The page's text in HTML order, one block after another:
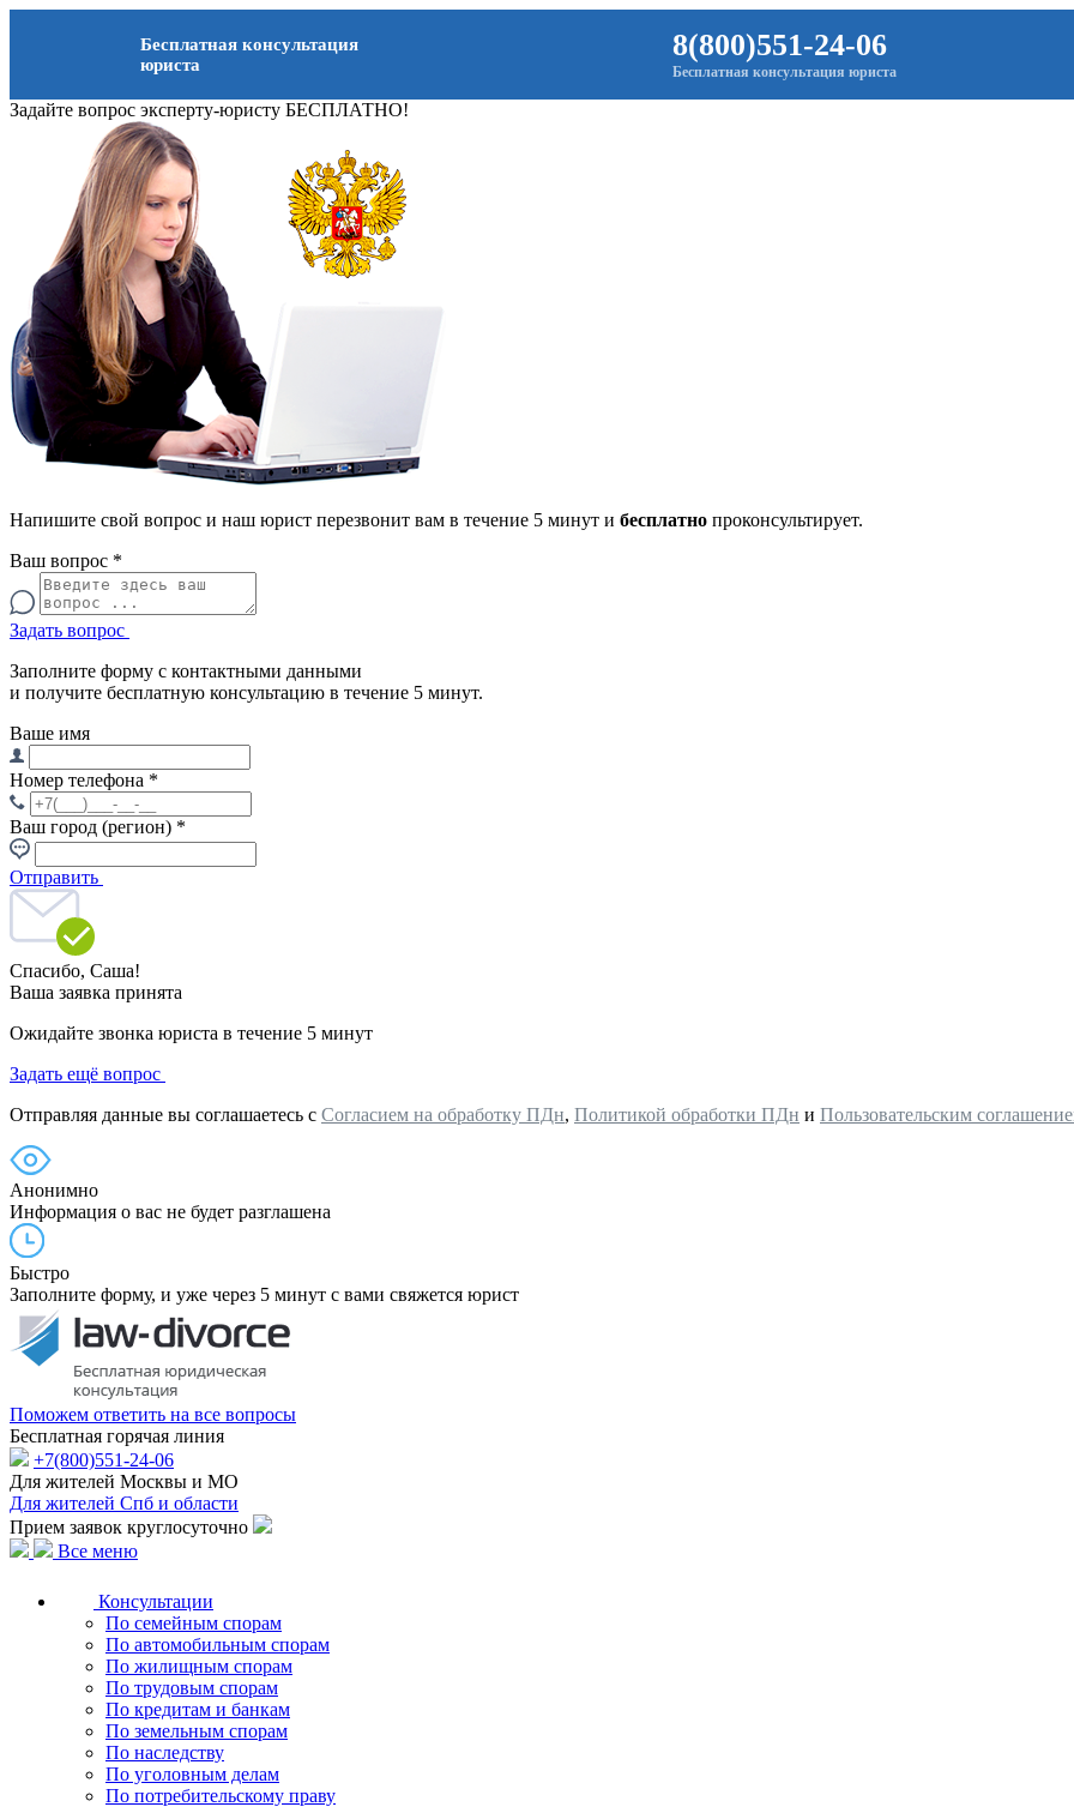
Бесплатная консультация
юриста
8(800)551-24-06
Бесплатная консультация юриста
Задайте вопрос эксперту-юристу БЕСПЛАТНО!
Напишите свой вопрос и наш юрист перезвонит вам в течение 5 минут и бесплатно проконсультирует.
Ваш вопрос *
Задать вопрос
Заполните форму с контактными данными
и получите бесплатную консультацию в течение 5 минут.
Ваше имя
Номер телефона *
Ваш город (регион) *
Отправить
Спасибо, Саша!
Ваша заявка принята
Ожидайте звонка юриста в течение 5 минут
Задать ещё вопрос
Отправляя данные вы соглашаетесь с Согласием на обработку ПДн, Политикой обработки ПДн и Пользовательским
Анонимно
Информация о вас не будет разглашена
Быстро
Заполните форму, и уже через 5 минут с вами свяжется юрист
Поможем ответить на все вопросы
Бесплатная горячая линия
+7(800)551-24-06
Для жителей Москвы и МО
Для жителей Спб и области
Прием заявок круглосуточно
Все меню
Консультации
По семейным спорам
По автомобильным спорам
По жилищным спорам
По трудовым спорам
По кредитам и банкам
По земельным спорам
По наследству
По уголовным делам
По потребительскому праву